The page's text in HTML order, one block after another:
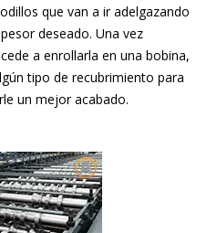
que van a ir adelgazando
deseado. Una vez
a enrollarla en una bobina,
tipo de recubrimiento para
un mejor acabado.